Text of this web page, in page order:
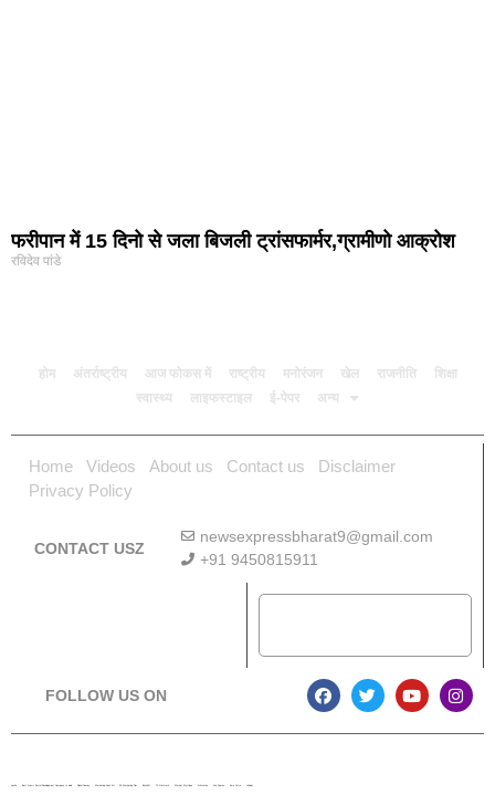
फरीपान में 15 दिनो से जला बिजली ट्रांसफार्मर,ग्रामीणो आक्रोश
रविदेव पांडे
होम अंतर्राष्ट्रीय आज फोकस में राष्ट्रीय मनोरंजन खेल राजनीति
शिक्षा
स्वास्थ्य
लाइफस्टाइल ई-पेपर अन्य
Home Videos About us Contact us
Disclaimer
Privacy Policy
CONTACT USZ
newsexpressbharat9@gmail.com
+91 9450815911
FOLLOW US ON